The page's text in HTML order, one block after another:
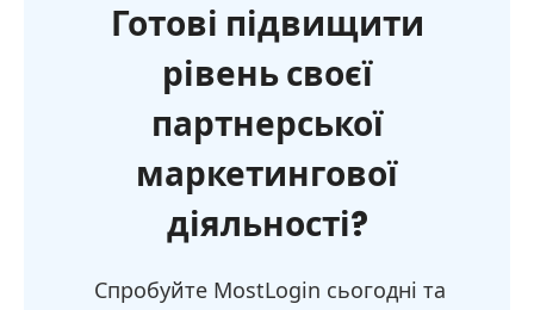
Готові підвищити
рівень своєї
партнерської
маркетингової
діяльності?
Спробуйте MostLogin сьогодні та